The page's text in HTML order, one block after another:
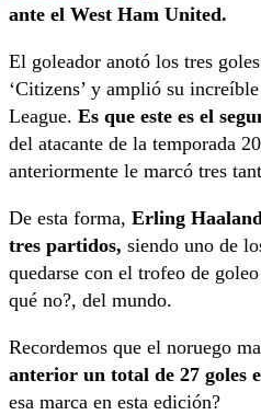
ante el West Ham United.
El goleador anotó los tres
‘Citizens’ y amplió su
League. Es que este es el
del atacante de la temporada
anteriormente le marcó tres
De esta forma, Erling
tres partidos, siendo uno de
quedarse con el trofeo de
qué no?, del mundo.
Recordemos que el noruego
anterior un total de 27 goles
esa marca en esta edición?